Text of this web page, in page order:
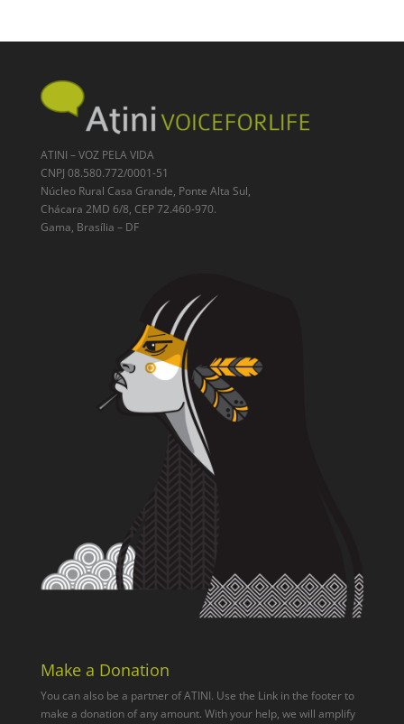
ATINI – VOZ PELA VIDA
CNPJ 08.580.772/0001-51
Núcleo Rural Casa Grande, Ponte Alta Sul,
Chácara 2MD 6/8, CEP 72.460-970.
Gama, Brasília – DF
Make a Donation
You can also be a partner of ATINI. Use the Link in the footer to
make a donation of any amount. With your help, we will amplify